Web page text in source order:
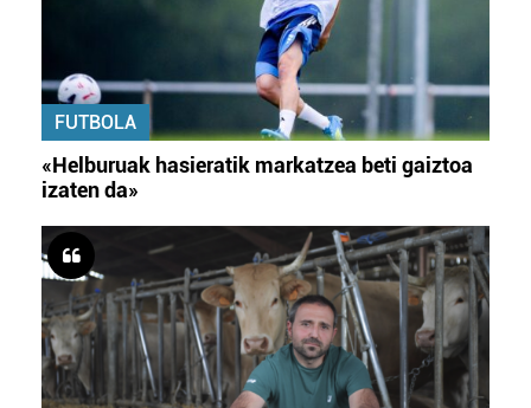
FUTBOLA
«Helburuak hasieratik markatzea beti gaiztoa
izaten da»